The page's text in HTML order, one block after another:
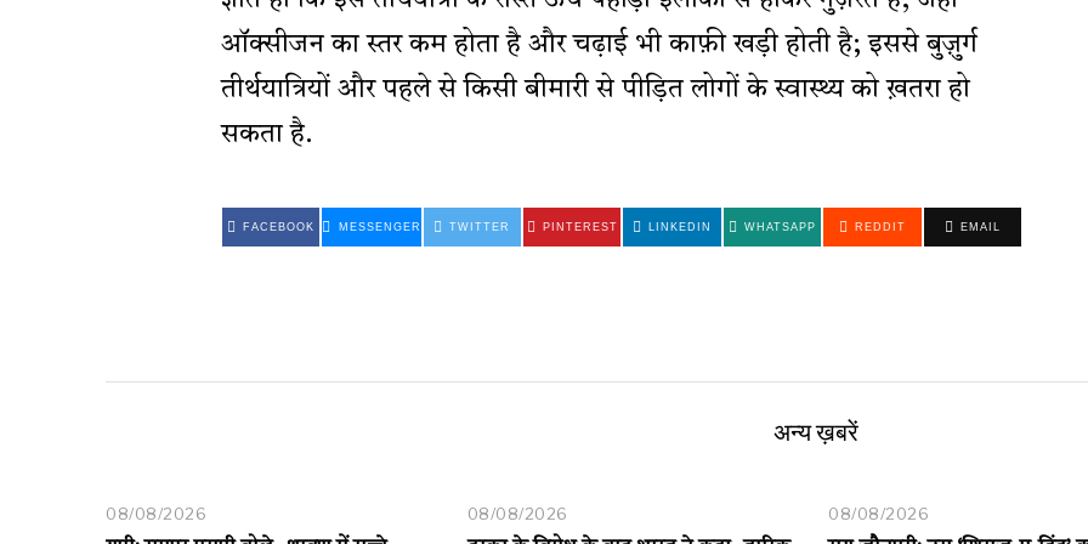
ऑक्सीजन का स्तर कम होता है और चढ़ाई भी काफ़ी खड़ी होती है; इससे बुज़ुर्ग
तीर्थयात्रियों और पहले से किसी बीमारी से पीड़ित लोगों के स्वास्थ्य को ख़तरा हो
सकता है.
FACEBOOK MESSENGER TWITTER PINTEREST LINKEDIN WHATSAPP REDDIT EMAIL
अन्य ख़बरें
08/08/2026
08/08/2026
08/08/2026